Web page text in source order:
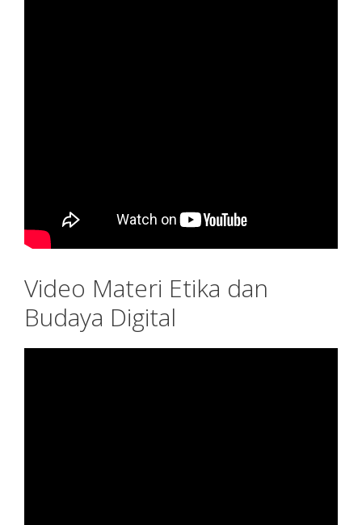
Video Materi Etika dan
Budaya Digital